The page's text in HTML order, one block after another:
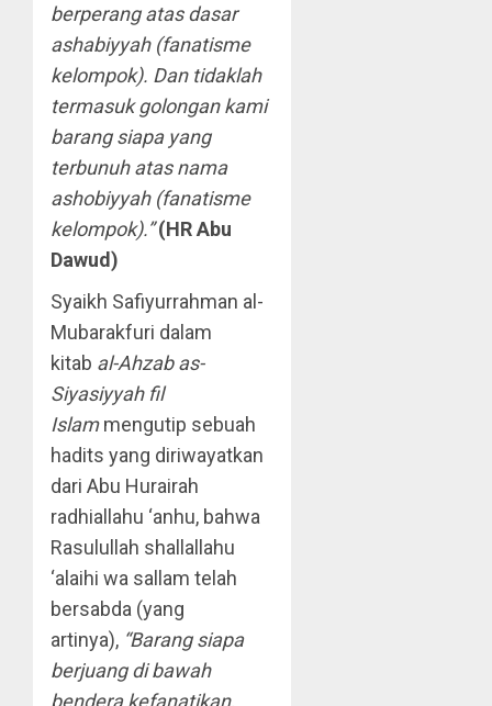
berperang atas dasar
ashabiyyah (fanatisme
kelompok). Dan tidaklah
termasuk golongan kami
barang siapa yang
terbunuh atas nama
ashobiyyah (fanatisme
kelompok).” (HR Abu
Dawud)
Syaikh Safiyurrahman al-
Mubarakfuri dalam
kitab al-Ahzab as-
Siyasiyyah fil
Islammengutip sebuah
hadits yang diriwayatkan
dari Abu Hurairah
radhiallahu ‘anhu, bahwa
Rasulullah shallallahu
‘alaihi wa sallam telah
bersabda (yang
artinya), “Barang siapa
berjuang di bawah
bendera kefanatikan,